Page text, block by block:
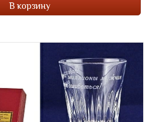
В корзину